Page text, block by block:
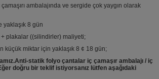
ambalajında ve sergide çok yaygın olarak
yaklaşık 8 gün
plakalar ((silindirler) maliyeti;
küçük miktar için yaklaşık 8 ¢ 18 gün;
Anti-statik folyo çantalar iç çamaşır ambalajı / iç
doğru bir teklif istiyorsanız lütfen aşağıdaki